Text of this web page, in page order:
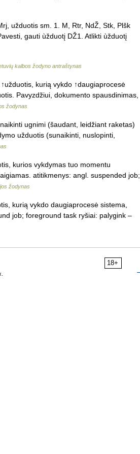
užduotis sm. 1. M, Rtr, NdŽ, Stk, Plšk
gauti ùžduotį DŽ1. Atlikti ùžduotį
kalbos žodyno antraštynas
kurią vykdo ↑daugiaprocesė
Pavyzdžiui, dokumento spausdinimas,
žodynas
ugnimi (šaudant, leidžiant raketas)
užduotis (sunaikinti, nuslopinti,
kurios vykdymas tuo momentu
atitikmenys: angl. suspended job;
žodynas
kurią vykdo daugiaprocesė sistema,
job; foreground task ryšiai: palygink –
18+